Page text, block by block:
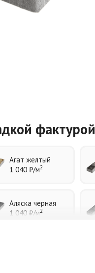
фактурой
Агат желтый
1 040 ₽/м2
Аляска черная
1 040 ₽/м2